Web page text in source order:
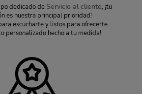
dedicado de Servicio al cliente, ¡tu
es nuestra principal prioridad!
escucharte y listos para ofrecerte
personalizado hecho a tu medida!